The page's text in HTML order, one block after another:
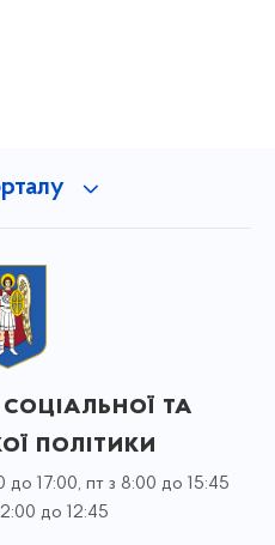
та
політики
до 17:00, пт з 8:00 до 15:45
до 12:45